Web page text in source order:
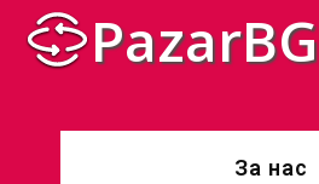
PazarBG
За нас